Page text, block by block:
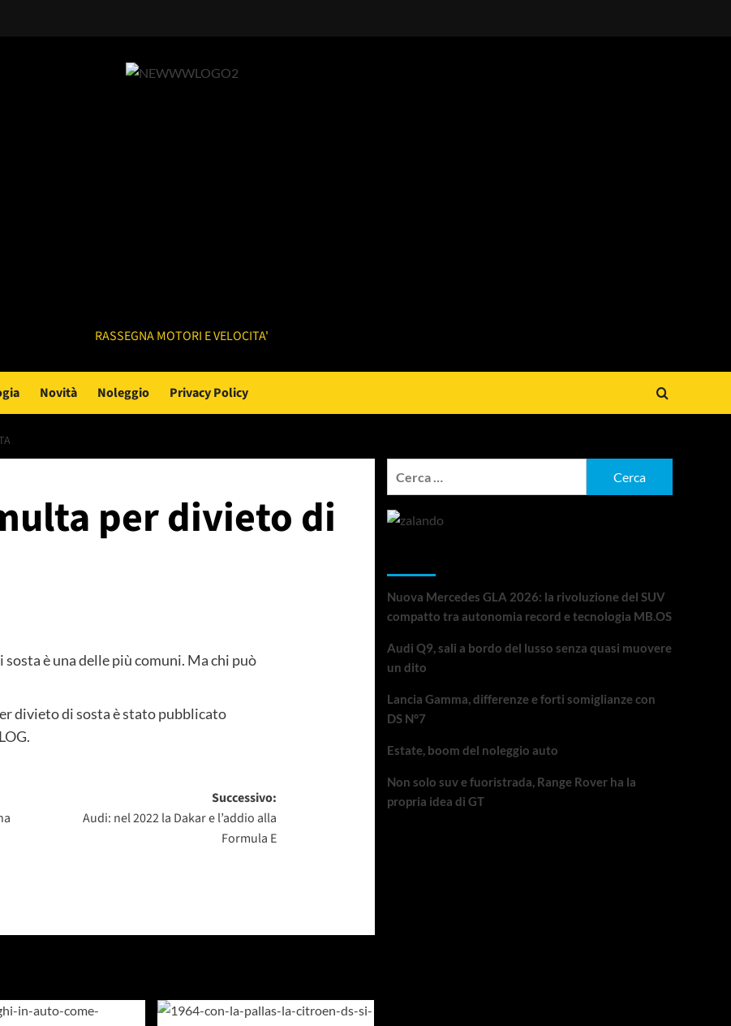
RASSEGNA MOTORI E VELOCITA'
Novità Noleggio Privacy Policy
per divieto di
è una delle più comuni. Ma chi può
divieto di sosta è stato pubblicato
Successivo:
Audi: nel 2022 la Dakar e l’addio alla
Formula E
Nuova Mercedes GLA 2026: la rivoluzione del SUV
compatto tra autonomia record e tecnologia MB.OS
Audi Q9, sali a bordo del lusso senza quasi muovere
un dito
Lancia Gamma, differenze e forti somiglianze con
DS N°7
Estate, boom del noleggio auto
Non solo suv e fuoristrada, Range Rover ha la
propria idea di GT